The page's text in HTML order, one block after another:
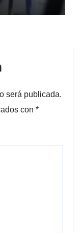
será publicada.
con *